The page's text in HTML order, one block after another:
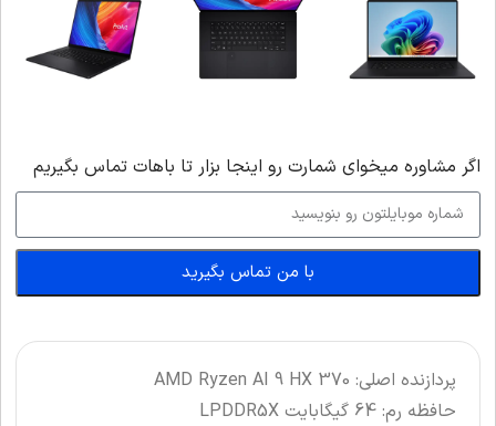
اگر‌ مشاوره میخوای شمارت رو اینجا بزار تا باهات تماس بگیریم
با من تماس بگیرید
پردازنده اصلی: AMD Ryzen AI 9 HX 370
حافظه رم: 64 گیگابایت LPDDR5X